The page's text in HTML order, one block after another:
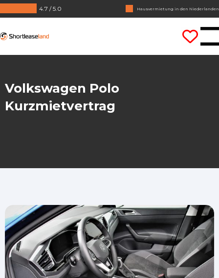
4.7 / 5.0 Hausvermietung in den Niederlanden
Keine Jahrezahlen benötigt
Lass uns gleich losfahren
Volkswagen Polo
Kurzmietvertrag